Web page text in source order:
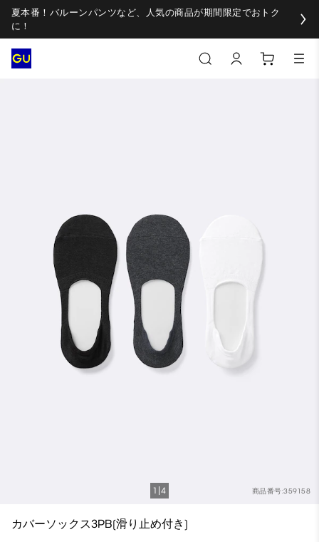
夏本番！バルーンパンツなど、人気の商品が期間限定でおトク
に！
商品番号:359158
1 4
カバーソックス3PB(滑り止め付き)